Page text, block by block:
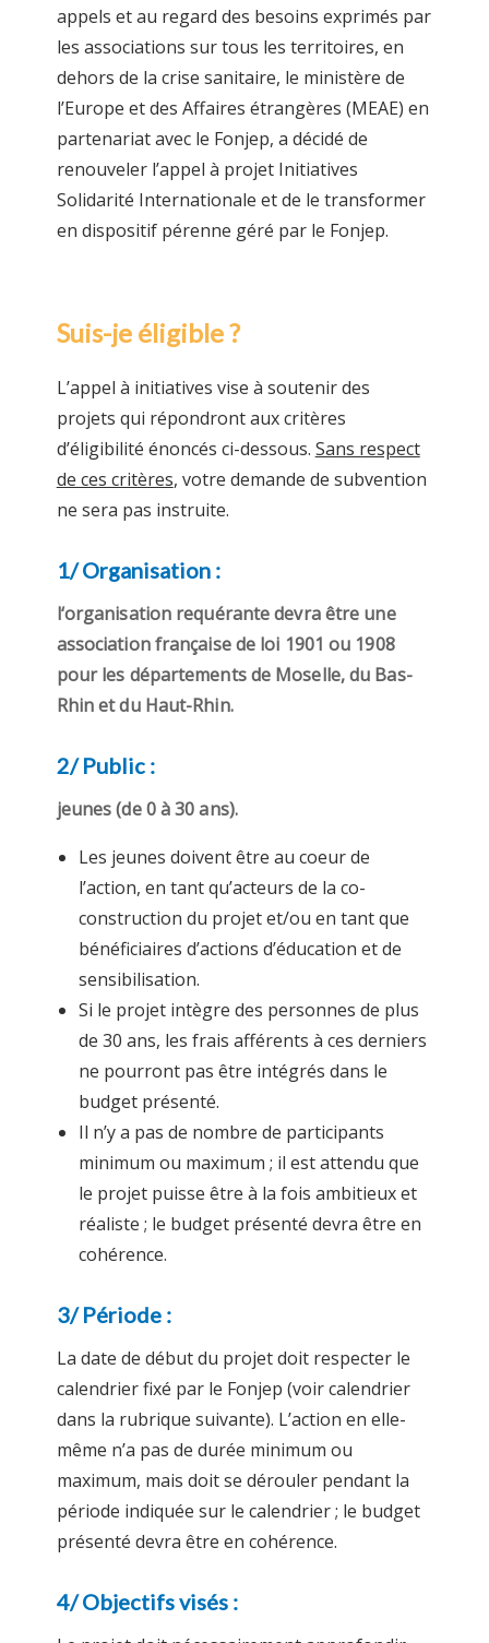
appels et au regard des besoins exprimés par
les associations sur tous les territoires, en
dehors de la crise sanitaire, le ministère de
l’Europe et des Affaires étrangères (MEAE) en
partenariat avec le Fonjep, a décidé de
renouveler l’appel à projet Initiatives
Solidarité Internationale et de le transformer
en dispositif pérenne géré par le Fonjep.
Suis-je éligible ?
L’appel à initiatives vise à soutenir des
projets qui répondront aux critères
d’éligibilité énoncés ci-dessous. Sans respect
de ces critères, votre demande de subvention
ne sera pas instruite.
1/ Organisation :
l‘organisation requérante devra être une
association française de loi 1901 ou 1908
pour les départements de Moselle, du Bas-
Rhin et du Haut-Rhin.
2/ Public :
jeunes (de 0 à 30 ans).
Les jeunes doivent être au coeur de
l’action, en tant qu’acteurs de la co-
construction du projet et/ou en tant que
bénéficiaires d’actions d’éducation et de
sensibilisation.
Si le projet intègre des personnes de plus
de 30 ans, les frais afférents à ces derniers
ne pourront pas être intégrés dans le
budget présenté.
Il n’y a pas de nombre de participants
minimum ou maximum ; il est attendu que
le projet puisse être à la fois ambitieux et
réaliste ; le budget présenté devra être en
cohérence.
3/ Période :
La date de début du projet doit respecter le
calendrier fixé par le Fonjep (voir calendrier
dans la rubrique suivante). L’action en elle-
même n’a pas de durée minimum ou
maximum, mais doit se dérouler pendant la
période indiquée sur le calendrier ; le budget
présenté devra être en cohérence.
4/ Objectifs visés :